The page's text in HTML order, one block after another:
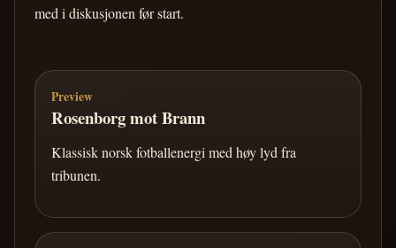
med i diskusjonen før start.
Preview
Rosenborg mot Brann
Klassisk norsk fotballenergi med høy lyd fra
tribunen.